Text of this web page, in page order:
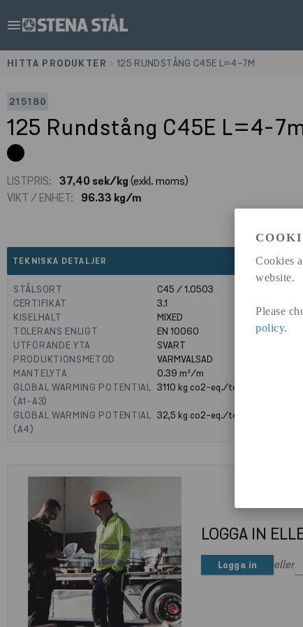
Cookies
website.
Please
policy.
menu
HITTA PRODUKTER 125 RUNDSTÅNG C45E L=4-7M
215180
125 Rundstång C45E L=4-
LISTPRIS: 37,40 sek/kg(exkl. moms)
VIKT / ENHET:
96.33 kg/m
TEKNISKA DETALJER expand_less
STÅLSORT
C45 / 1.0503
CERTIFIKAT
3.1
KISELHALT
MIXED
TOLERANS ENLIGT
EN 10060
UTFÖRANDE YTA
SVART
PRODUKTIONSMETOD
VARMVALSAD
MANTELYTA
0.39m²/m
GLOBAL WARMING POTENTIAL
(A1-A3)
3110kg co2-eq./ton
GLOBAL WARMING POTENTIAL
(A4)
32,5kg co2-eq./ton
LOGGA IN
Logga in eller